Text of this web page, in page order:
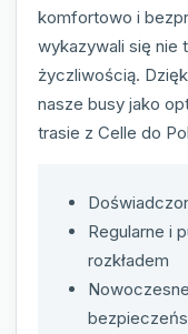
komfortowo i
wykazywali się nie
życzliwością.
nasze busy jako
trasie z Celle do
Regularne i
rozkładem